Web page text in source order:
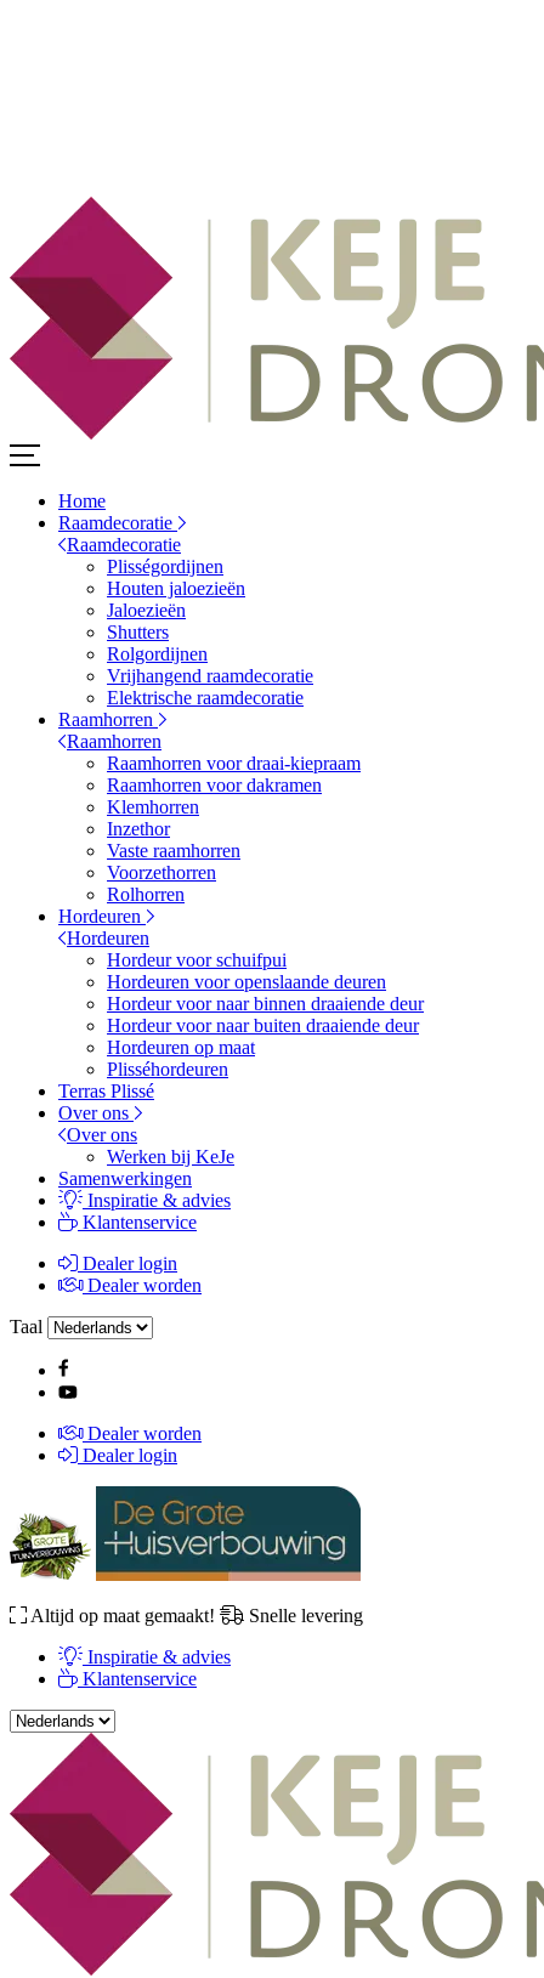
Home
Raamdecoratie
Raamdecoratie
Plisségordijnen
Houten jaloezieën
Jaloezieën
Shutters
Rolgordijnen
Vrijhangend raamdecoratie
Elektrische raamdecoratie
Raamhorren
Raamhorren
Raamhorren voor draai-kiepraam
Raamhorren voor dakramen
Klemhorren
Inzethor
Vaste raamhorren
Voorzethorren
Rolhorren
Hordeuren
Hordeuren
Hordeur voor schuifpui
Hordeuren voor openslaande deuren
Hordeur voor naar binnen draaiende deur
Hordeur voor naar buiten draaiende deur
Hordeuren op maat
Plisséhordeuren
Terras Plissé
Over ons
Over ons
Werken bij KeJe
Samenwerkingen
Inspiratie & advies
Klantenservice
Dealer login
Dealer worden
Taal
Dealer worden
Dealer login
Altijd op maat gemaakt!
Snelle levering
Inspiratie & advies
Klantenservice